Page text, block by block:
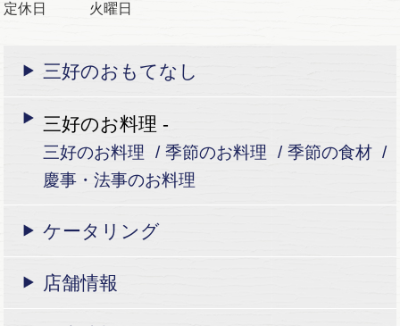
定休日 火曜日
三好のおもてなし
三好のお料理 -
三好のお料理 季節のお料理
季節の食材
慶事・法事のお料理
ケータリング
店舗情報